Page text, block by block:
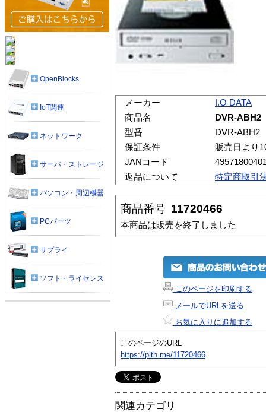
メーカー
I.O DATA
商品名
DVR-ABH2
型番
DVR-ABH2
保証条件
販売日より
JANコード
返品について
特定商取引
商品番号 11720466
本商品は販売を終了しました
このページを印刷する
メールでURLを送る
お気に入りに追加する
このページのURL
https://plth.me/11720466
関連カテゴリ
OpenBlocks
IoT関連
ネットワーク
サーバ・ストレージ
パソコン・周辺機器
PCパーツ
サプライ
ソフト・ライセンス